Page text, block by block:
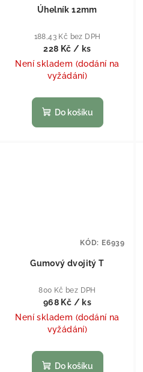
Úhelník 12mm
188,43 Kč bez DPH
228 Kč / ks
Není skladem (dodání na
vyžádání)
Do košíku
Gumový dvojitý T
800 Kč bez DPH
968 Kč / ks
Není skladem (dodání na
vyžádání)
Do košíku
KÓD: E6939